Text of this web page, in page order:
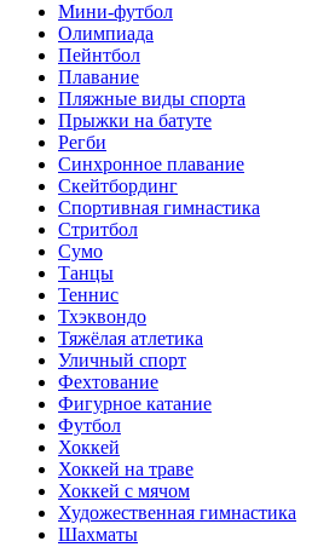
Мини-футбол
Олимпиада
Пейнтбол
Плавание
Пляжные виды спорта
Прыжки на батуте
Регби
Синхронное плавание
Скейтбординг
Спортивная гимнастика
Стритбол
Сумо
Танцы
Теннис
Тхэквондо
Тяжёлая атлетика
Уличный спорт
Фехтование
Фигурное катание
Футбол
Хоккей
Хоккей на траве
Хоккей с мячом
Художественная гимнастика
Шахматы